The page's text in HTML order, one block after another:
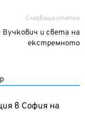
Следваща статия
Вучкович и света на
екстремното
в София на